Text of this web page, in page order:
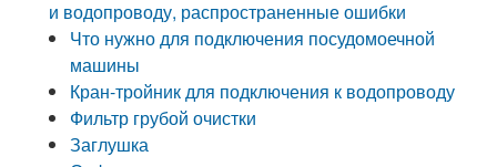
и водопроводу, распространенные ошибки
Что нужно для подключения посудомоечной
машины
Кран-тройник для подключения к водопроводу
Фильтр грубой очистки
Заглушка